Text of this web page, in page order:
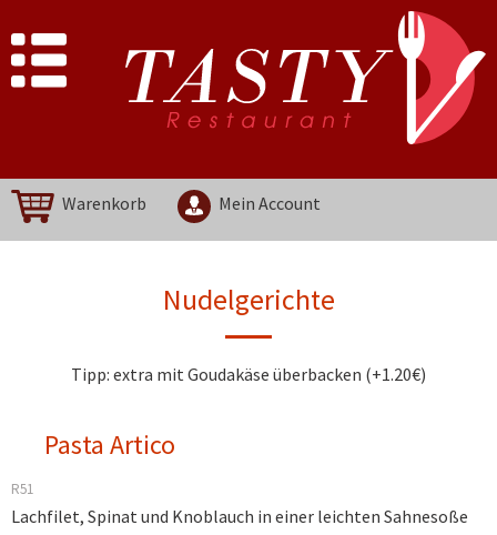
Warenkorb Mein Account
Nudelgerichte
Tipp: extra mit Goudakäse überbacken (+1.20€)
Pasta Artico
R51
Lachfilet, Spinat und Knoblauch in einer leichten Sahnesoße